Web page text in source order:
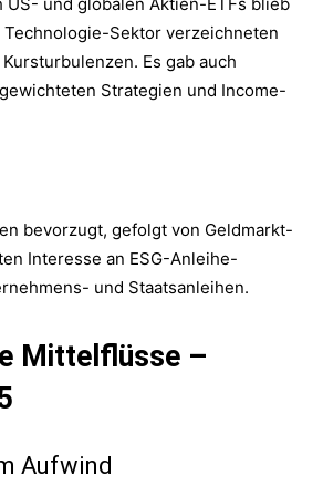
Technologie-Sektor verzeichneten
Es gab auch
Strategien und Income-
bevorzugt, gefolgt von Geldmarkt-
Interesse an ESG-Anleihe-
und Staatsanleihen.
Mittelflüsse –
Aufwind